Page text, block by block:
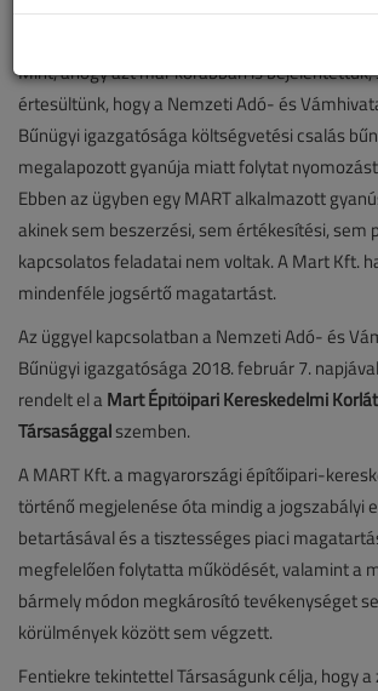
Mint, ahogy azt már korábban is
értesültünk, hogy a Nemzeti Adó- és
Bűnügyi igazgatósága költségvetési csalás
megalapozott gyanúja miatt folytat
Ebben az ügyben egy MART alkalmazott
akinek sem beszerzési, sem értékesítési, sem
kapcsolatos feladatai nem voltak. A Mart Kft.
mindenféle jogsértő magatartást.
Az üggyel kapcsolatban a Nemzeti Adó- és
Bűnügyi igazgatósága 2018. február 7.
rendelt el a Mart Építőipari Kereskedelmi
Társasággalszemben.
A MART Kft. a magyarországi építőipari-
történő megjelenése óta mindig a jogszabályi
betartásával és a tisztességes piaci
megfelelően folytatta működését, valamint a
bármely módon megkárosító tevékenységet
körülmények között sem végzett.
Fentiekre tekintettel Társaságunk célja, hogy